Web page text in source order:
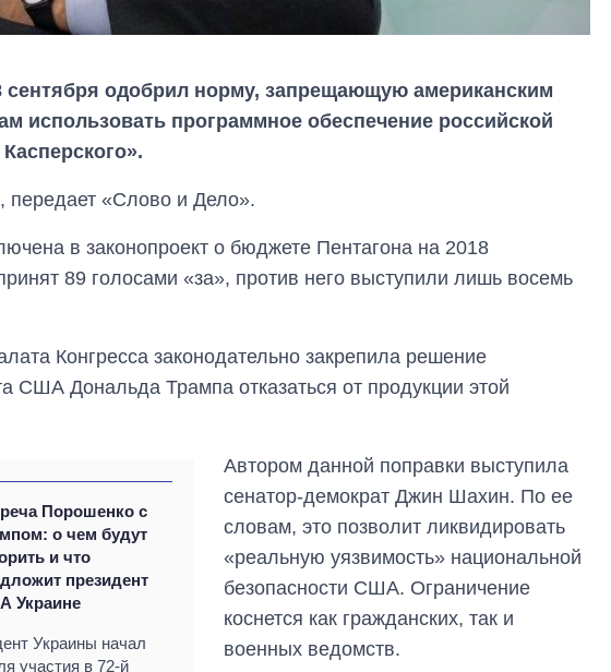
одобрил норму, запрещающую американским
использовать программное обеспечение российской
, передает «Слово и Дело».
в законопроект о бюджете Пентагона на 2018
89 голосами «за», против него выступили лишь восемь
Конгресса законодательно закрепила решение
США Дональда Трампа отказаться от продукции этой
Порошенко с
о чем будут
и что
президент
Украине
Украины начал
участия в 72-й
Автором данной поправки выступила
сенатор-демократ Джин Шахин. По ее
словам, это позволит ликвидировать
«реальную уязвимость» национальной
безопасности США. Ограничение
коснется как гражданских, так и
военных ведомств.
Восемь
массированных
ударов по Украине